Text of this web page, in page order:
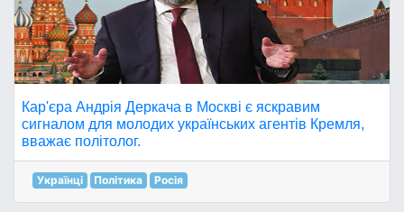
Кар'єра Андрія Деркача в Москві є яскравим
сигналом для молодих українських агентів Кремля,
вважає політолог.
Українці Політика Росія